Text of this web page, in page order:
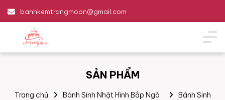
banhkemtrangmoon@gmail.com
SẢN PHẨM
Trang chủ Bánh Sinh Nhật Hình Bắp Ngô
Bánh Sinh